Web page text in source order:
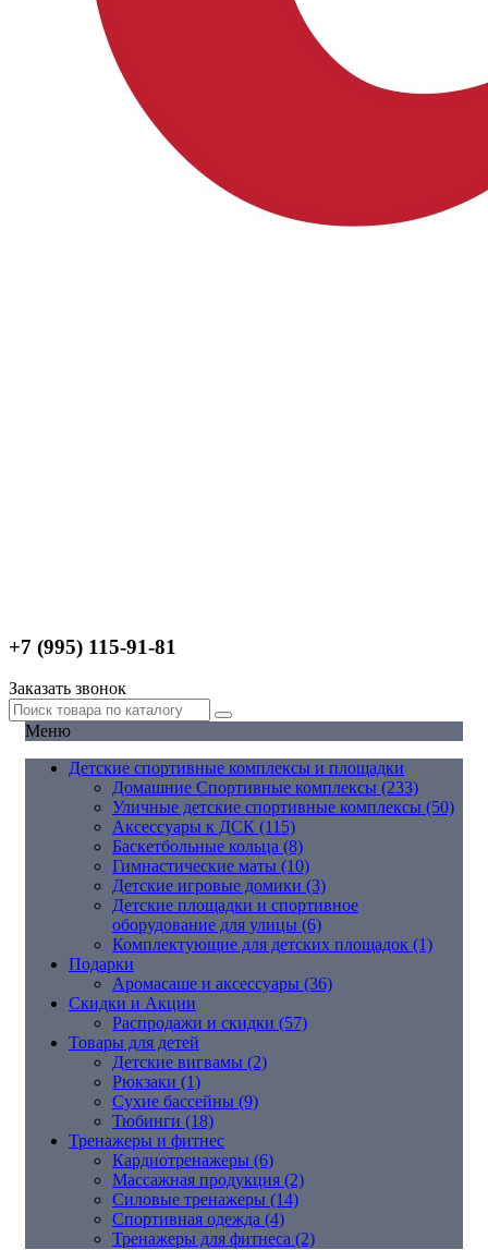
+7 (995) 115-91-81
Заказать звонок
Меню
Детские спортивные комплексы и площадки
Домашние Спортивные комплексы (233)
Уличные детские спортивные комплексы (50)
Аксессуары к ДСК (115)
Баскетбольные кольца (8)
Гимнастические маты (10)
Детские игровые домики (3)
Детские площадки и спортивное
оборудование для улицы (6)
Комплектующие для детских площадок (1)
Подарки
Аромасаше и аксессуары (36)
Скидки и Акции
Распродажи и скидки (57)
Товары для детей
Детские вигвамы (2)
Рюкзаки (1)
Сухие бассейны (9)
Тюбинги (18)
Тренажеры и фитнес
Кардиотренажеры (6)
Массажная продукция (2)
Силовые тренажеры (14)
Спортивная одежда (4)
Тренажеры для фитнеса (2)